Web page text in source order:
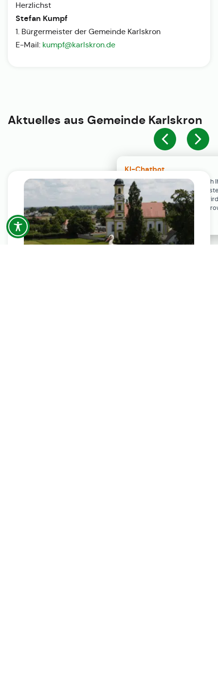
KI-Chatbot
Der KI-Chatbot steht erst nach
Einwilligung in den Cookie-
Verfügung. Der Chat-Verlauf
ausschließlich lokal in Ihrem
gespeichert.
Herzlichst
Stefan Kumpf
1. Bürgermeister der Gemeinde Karlskron
E-Mail: kumpf@karlskron.de
Aktuelles aus Gemeinde Karlskron